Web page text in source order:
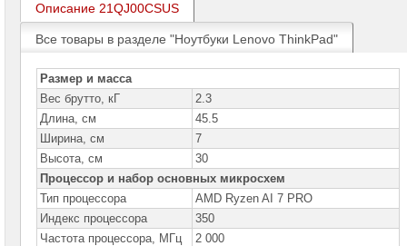
Ноутбуки
Acer
Ноутбуки
Asus
Ноутбуки
Dell
Ноутбуки
HP
Ноутбуки
Huawei
Описание 21QJ00CSUS
Все товары в разделе "Ноутбуки Lenovo ThinkPad"
Размер и масса
Вес брутто, кГ
2.3
Длина, см
45.5
Ширина, см
7
Высота, см
30
Процессор и набор основных микросхем
Тип процессора
AMD Ryzen AI 7 PRO
Индекс процессора
350
Частота процессора, МГц
2 000